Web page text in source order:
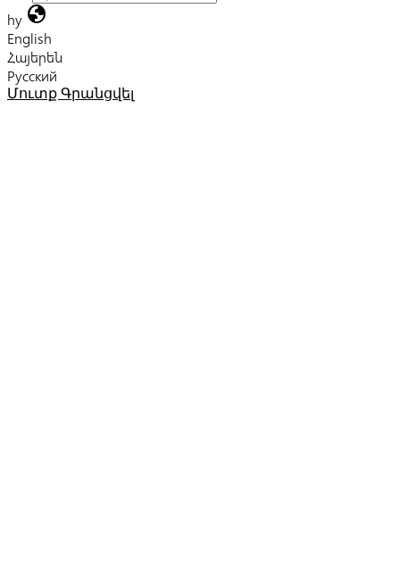
hy globe
English
Հայերեն
Русский
Մուտք Գրանցվել